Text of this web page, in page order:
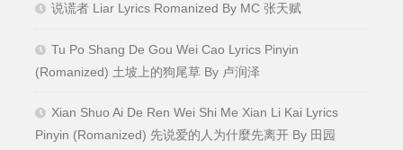
说谎者 Liar Lyrics Romanized By MC 张天赋
Tu Po Shang De Gou Wei Cao Lyrics Pinyin
(Romanized) 土坡上的狗尾草 By 卢润泽
Xian Shuo Ai De Ren Wei Shi Me Xian Li Kai Lyrics
Pinyin (Romanized) 先说爱的人为什麼先离开 By 田园